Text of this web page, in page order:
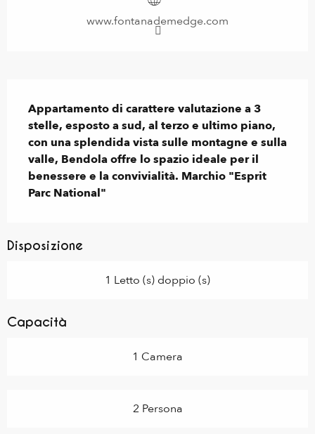
www.fontanademedge.com
Appartamento di carattere valutazione a 3
stelle, esposto a sud, al terzo e ultimo piano,
con una splendida vista sulle montagne e sulla
valle, Bendola offre lo spazio ideale per il
benessere e la convivialità. Marchio "Esprit
Parc National"
Disposizione
1 Letto (s) doppio (s)
Capacità
1 Camera
2 Persona